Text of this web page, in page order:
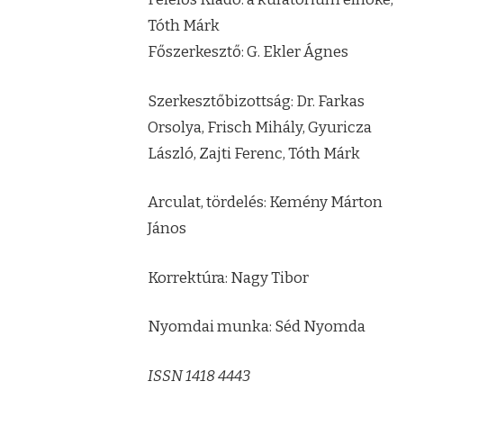
Tóth Márk
Főszerkesztő: G. Ekler Ágnes
Szerkesztőbizottság: Dr. Farkas
Orsolya, Frisch Mihály, Gyuricza
László, Zajti Ferenc, Tóth Márk
Arculat, tördelés: Kemény Márton
János
Korrektúra: Nagy Tibor
Nyomdai munka: Séd Nyomda
ISSN 1418 4443